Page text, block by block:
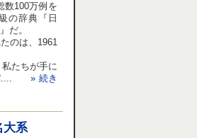
数100万例を
の辞典『日
だ。
のは、1961
たちが手に
パ....» 続き
大系